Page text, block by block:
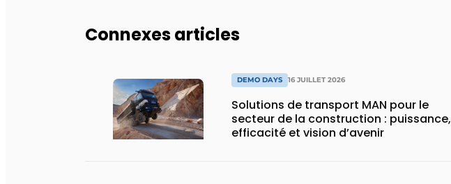
Connexes articles
DEMO DAYS 16 JUILLET 2026
Solutions de transport MAN pour le
secteur de la construction : puissance,
efficacité et vision d’avenir